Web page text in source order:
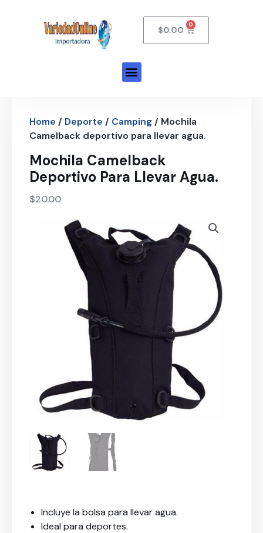
$0.00
Home / Deporte / Camping / Mochila
Camelback deportivo para llevar agua.
Mochila Camelback
Deportivo Para Llevar Agua.
$20.00
Incluye la bolsa para llevar agua.
Ideal para deportes.